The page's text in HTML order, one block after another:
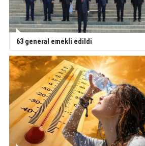
63 general emekli edildi